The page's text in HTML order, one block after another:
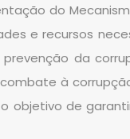
do
e recursos
da
à
objetivo de